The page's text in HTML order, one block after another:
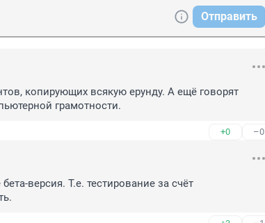
Отправить
копирующих всякую ерунду. А ещё говорят
грамотности.
+0 –0
версия. Т.е. тестирование за счёт